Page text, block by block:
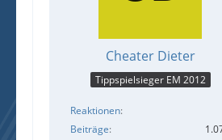
Cheater Dieter
Tippspielsieger EM 2012
Reaktionen
Beiträge